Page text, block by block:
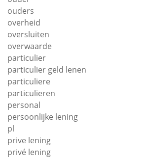
ouders
overheid
oversluiten
overwaarde
particulier
particulier geld lenen
particuliere
particulieren
personal
persoonlijke lening
pl
prive lening
privé lening